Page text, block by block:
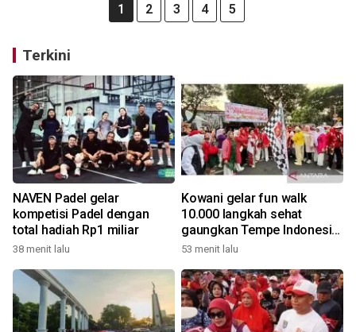
1 2 3 4 5
Terkini
NAVEN Padel gelar
kompetisi Padel dengan
total hadiah Rp1 miliar
38 menit lalu
Kowani gelar fun walk
10.000 langkah sehat
gaungkan Tempe Indonesia
Goes to UNESCO
53 menit lalu